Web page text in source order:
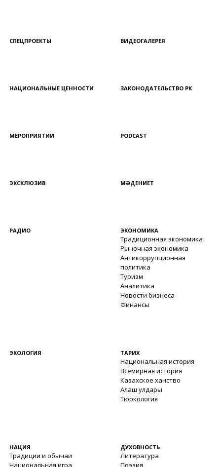
СПЕЦПРОЕКТЫ ВИДЕОГАЛЕРЕЯ
НАЦИОНАЛЬНЫЕ ЦЕННОСТИ ЗАКОНОДАТЕЛЬСТВО РК
МЕРОПРИЯТИИ PODCAST
ЭКСКЛЮЗИВ МӘДЕНИЕТ
РАДИО ЭКОНОМИКА
Традиционная экономика
Рыночная экономика
Антикоррупционная
политика
Туризм
Аналитика
Новости бизнеса
Финансы
ЭКОЛОГИЯ ТАРИХ
Национальная история
Всемирная история
Казахское ханство
Алаш улдары
Тюркология
НАЦИЯ
Традиции и обычаи
Национальная игра
ДУХОВНОСТЬ
Литература
Поэзия